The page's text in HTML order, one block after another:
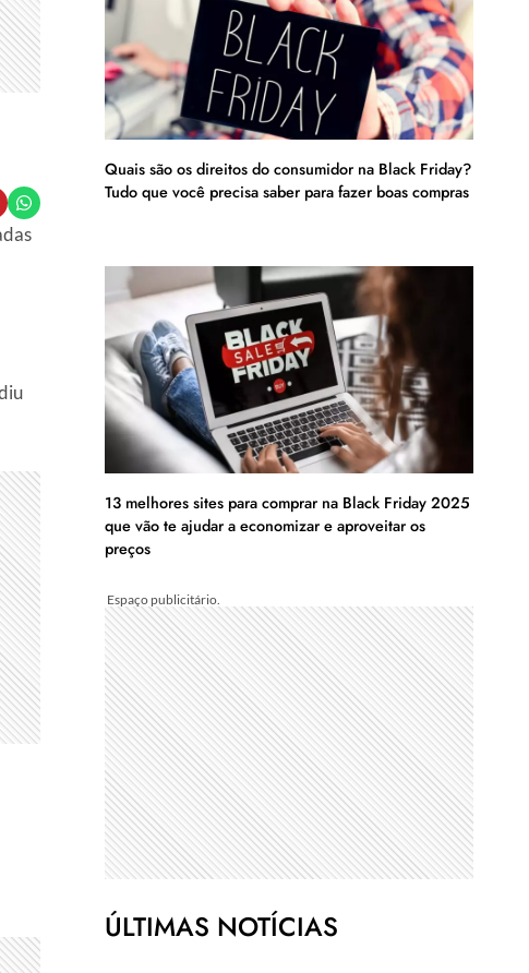
Quais são os direitos do consumidor na Black Friday?
Tudo que você precisa saber para fazer boas compras
13 melhores sites para comprar na Black Friday 2025
que vão te ajudar a economizar e aproveitar os
preços
ÚLTIMAS NOTÍCIAS